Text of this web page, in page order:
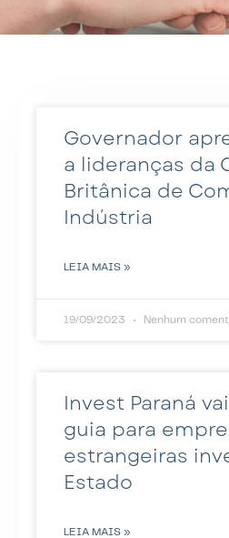
Governador
a lideranças da
Britânica de
Indústria
LEIA MAIS »
19/09/2023 Nenhum
Invest Paraná
guia para
estrangeiras
Estado
LEIA MAIS »